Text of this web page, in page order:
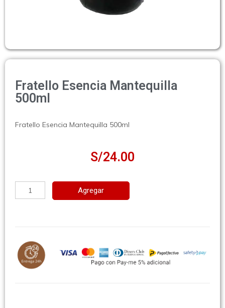
Fratello Esencia Mantequilla
500ml
Fratello Esencia Mantequilla 500ml
S/24.00
Agregar